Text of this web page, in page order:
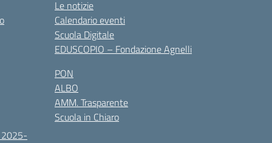
2025-
Le notizie
Calendario eventi
Scuola Digitale
EDUSCOPIO – Fondazione Agnelli
PON
ALBO
AMM. Trasparente
Scuola in Chiaro